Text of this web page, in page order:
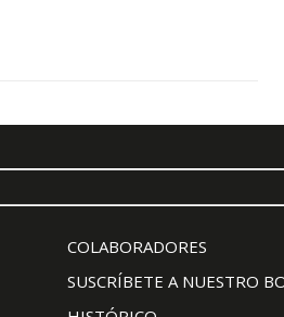
COLABORADORES
SUSCRÍBETE A NUESTRO